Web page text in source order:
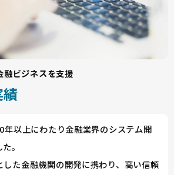
融ビジネスを支援
年以上にわたり金融業界のシステム開
。
した金融機関の開発に携わり、高い信頼